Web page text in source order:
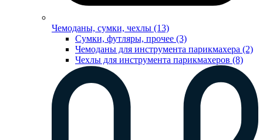
Чемоданы, сумки, чехлы (13)
Сумки, футляры, прочее (3)
Чемоданы для инструмента парикмахера (2)
Чехлы для инструмента парикмахеров (8)